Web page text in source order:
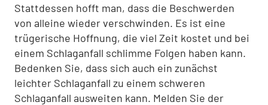
Stattdessen hofft man, dass die Beschwerden
von alleine wieder verschwinden. Es ist eine
trügerische Hoffnung, die viel Zeit kostet und bei
einem Schlaganfall schlimme Folgen haben kann.
Bedenken Sie, dass sich auch ein zunächst
leichter Schlaganfall zu einem schweren
Schlaganfall ausweiten kann. Melden Sie der